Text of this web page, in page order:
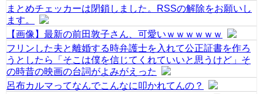
まとめチェッカーは閉鎖しました。RSSの解除をお願いし
ます。
【画像】最新の前田敦子さん、可愛いｗｗｗｗｗｗ
フリンした夫と離婚する時弁護士を入れて公正証書を作ろ
うとしたら「そこは僕を信じてくれていいと思うけど」そ
の時昔の映画の台詞がよみがえった
呂布カルマってなんでこんなに叩かれてんの？